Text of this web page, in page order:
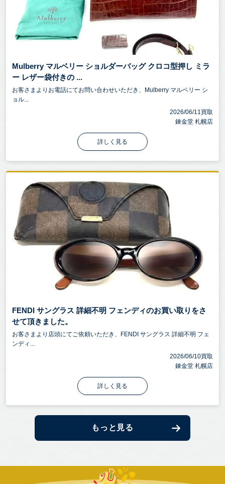
Mulberry マルベリー ショルダーバッグ クロコ型押し ミラ
ー レザー袋付きの ...
お客さまよりお電話にてお問い合わせいただき、Mulberry マルベリー シ
ョル...
2026/06/11買取
錬金堂 札幌店
詳しく見る
FENDI サングラス 詳細不明 フェンディのお買い取りをさ
せて頂きました。
お客さまより店頭にてご依頼いただき、FENDI サングラス 詳細不明 フェ
ンディ...
2026/06/10買取
錬金堂 札幌店
詳しく見る
もっと見る